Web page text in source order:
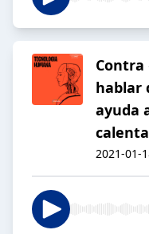
Contra
hablar
ayuda
2021-01-